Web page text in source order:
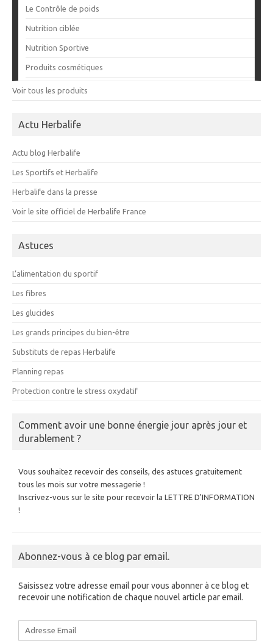
Le Contrôle de poids
Nutrition ciblée
Nutrition Sportive
Produits cosmétiques
Voir tous les produits
Actu Herbalife
Actu blog Herbalife
Les Sportifs et Herbalife
Herbalife dans la presse
Voir le site officiel de Herbalife France
Astuces
L’alimentation du sportif
Les fibres
Les glucides
Les grands principes du bien-être
Substituts de repas Herbalife
Planning repas
Protection contre le stress oxydatif
Comment avoir une bonne énergie jour après jour et
durablement ?
Vous souhaitez recevoir des conseils, des astuces gratuitement
tous les mois sur votre messagerie !
Inscrivez-vous sur le site pour recevoir la LETTRE D'INFORMATION
!
Abonnez-vous à ce blog par email.
Saisissez votre adresse email pour vous abonner à ce blog et
recevoir une notification de chaque nouvel article par email.
Adresse
Email